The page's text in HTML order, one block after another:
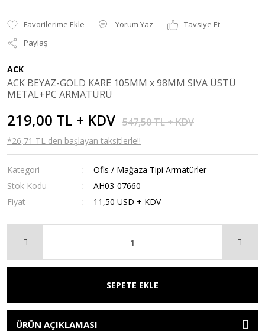
Yorum Yaz
Tavsiye Et
Paylaş
ACK
ACK BEYAZ-GOLD KARE 105MM x 98MM SIVA ÜSTÜ
METAL+PC ARMATÜRÜ
219,00 TL + KDV 547,50 TL + KDV
*26,71 TL den başlayan taksitlerle!!
Kategori
Ofis / Mağaza Tipi Armatürler
Stok Kodu
AH03-07660
Fiyat
11,50 USD + KDV
SEPETE EKLE
ÜRÜN AÇIKLAMASI